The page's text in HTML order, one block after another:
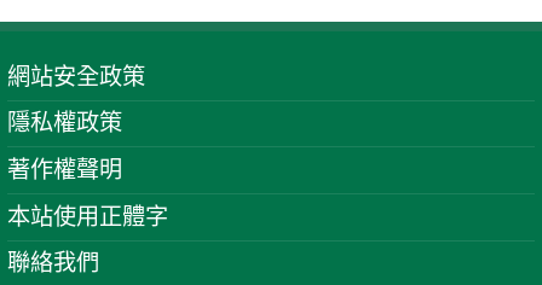
網站安全政策
隱私權政策
著作權聲明
本站使用正體字
聯絡我們